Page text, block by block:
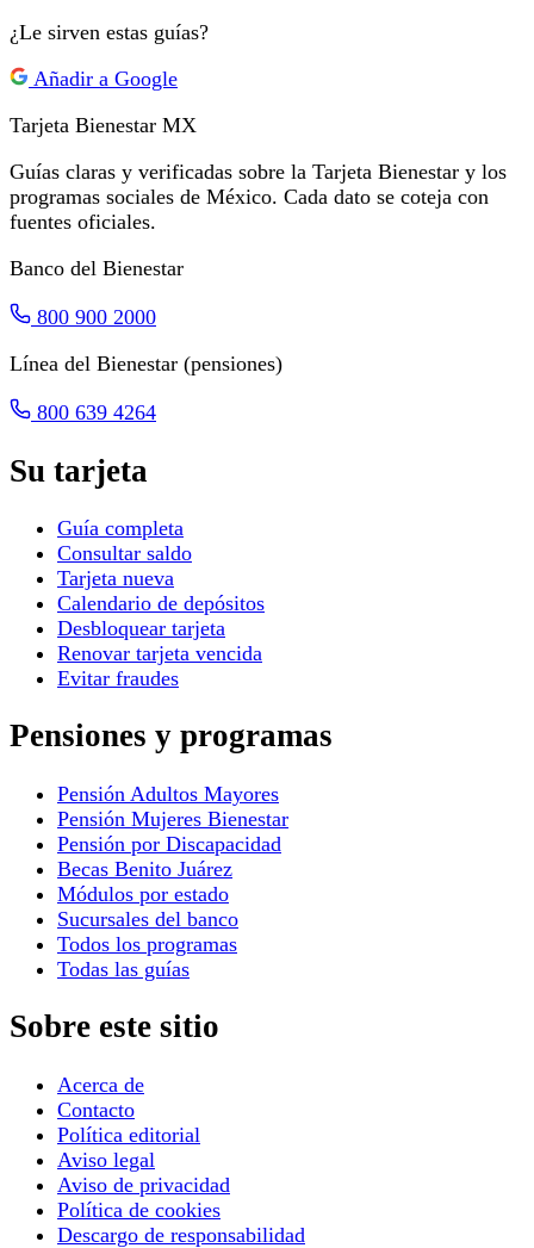
¿Le sirven estas guías?
Añadir a Google
Tarjeta Bienestar MX
Guías claras y verificadas sobre la Tarjeta Bienestar y los
programas sociales de México. Cada dato se coteja con
fuentes oficiales.
Banco del Bienestar
800 900 2000
Línea del Bienestar (pensiones)
800 639 4264
Su tarjeta
Guía completa
Consultar saldo
Tarjeta nueva
Calendario de depósitos
Desbloquear tarjeta
Renovar tarjeta vencida
Evitar fraudes
Pensiones y programas
Pensión Adultos Mayores
Pensión Mujeres Bienestar
Pensión por Discapacidad
Becas Benito Juárez
Módulos por estado
Sucursales del banco
Todos los programas
Todas las guías
Sobre este sitio
Acerca de
Contacto
Política editorial
Aviso legal
Aviso de privacidad
Política de cookies
Descargo de responsabilidad